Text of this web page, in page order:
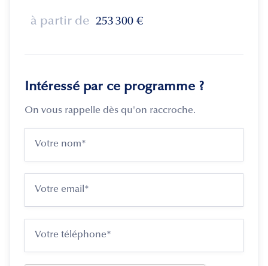
à partir de 253 300 €
Intéressé par ce programme ?
On vous rappelle dès qu'on raccroche.